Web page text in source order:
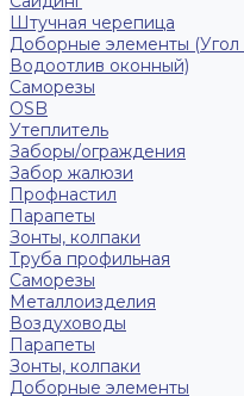
Штучная черепица
Доборные элементы
Водоотлив оконный)
Саморезы
OSB
Утеплитель
Заборы/ограждения
Забор жалюзи
Профнастил
Парапеты
Зонты, колпаки
Труба профильная
Саморезы
Металлоизделия
Воздуховоды
Парапеты
Зонты, колпаки
Доборные элементы